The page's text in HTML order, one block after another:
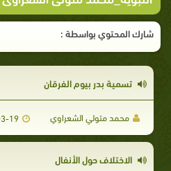
شارك المحتوي بواسطة :
تسمية بدر بيوم الفرقان
محمد متولي الشعراوي 19
الاختلاف حول الأنفال